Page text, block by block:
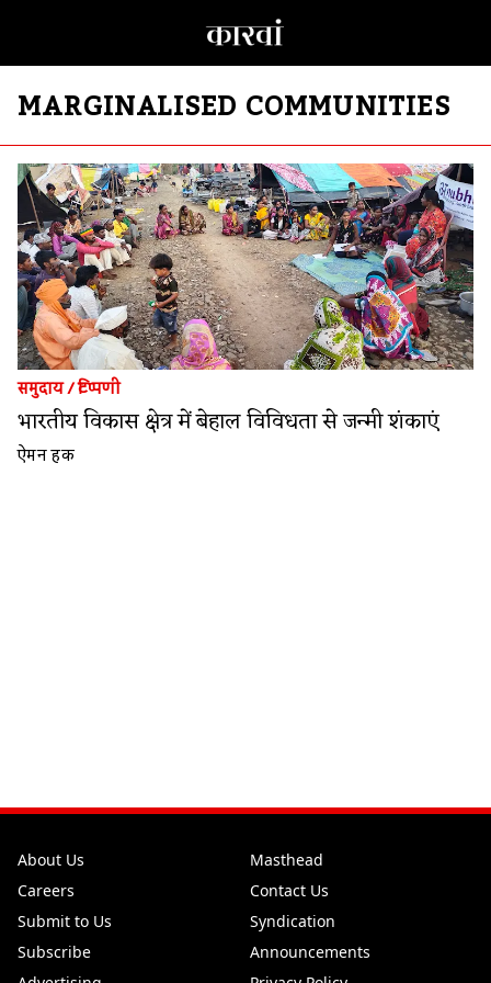
MARGINALISED COMMUNITIES
समुदाय/टिप्पणी
भारतीय विकास क्षेत्र में बेहाल विविधता से जन्मी शंकाएं
ऐमन हक
About Us
Masthead
Careers
Contact Us
Submit to Us
Syndication
Subscribe
Announcements